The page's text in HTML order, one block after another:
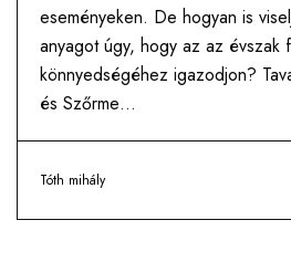
eseményeken. De hogyan is
anyagot úgy, hogy az az évszak
könnyedségéhez igazodjon?
és Szőrme…
Tóth mihály